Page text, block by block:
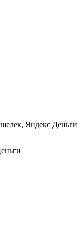
Яндекс Деньги